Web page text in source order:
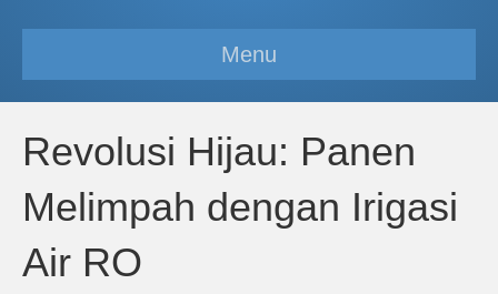
Menu
Revolusi Hijau: Panen
Melimpah dengan Irigasi
Air RO